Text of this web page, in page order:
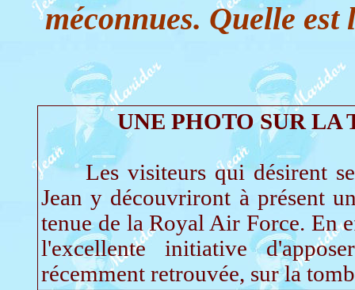
méconnues. Quelle
UNE PHOTO SUR LA
Les visiteurs qui désirent se
Jean y découvriront à présent
tenue de la Royal Air Force. En
l'excellente initiative
récemment retrouvée, sur la